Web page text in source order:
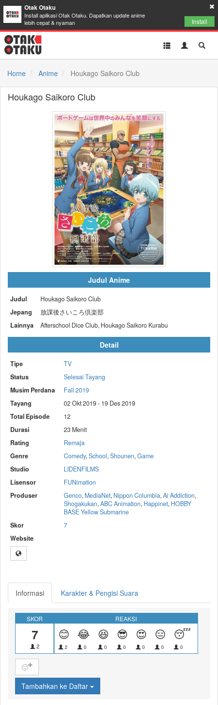
Otak Otaku
Install aplikasi Otak Otaku. Dapatkan update anime
lebih cepat & nyaman
Install
Toggle
Toggle
Home
Anime Houkago Saikoro Club
Houkago Saikoro Club
Judul Anime
Judul
Houkago Saikoro Club
Jepang
放課後さいころ倶楽部
Lainnya
Afterschool Dice Club, Houkago Saikoro Kurabu
Detail
Tipe
TV
Status
Selesai Tayang
Musim Perdana
Fall 2019
Tayang
02 Okt 2019 - 19 Des 2019
Total Episode
12
Durasi
23 Menit
Rating
Remaja
Genre
Comedy,School,Shounen,Game
Studio
LIDENFILMS
Lisensor
FUNimation
Produser
Genco, MediaNet, Nippon Columbia,Ai Addiction,
Shogakukan,ABC Animation, Happinet, HOBBY
BASE Yellow Submarine
Skor
7
Website
Informasi Karakter & Pengisi Suara
SKOR
7
2
REAKSI
😊
2
😂
0
😆
0
😎
0
😍
0
😑
0
😴
0
🙂
Tambahkan ke Daftar